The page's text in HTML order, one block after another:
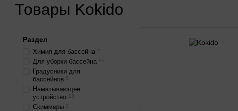
Товары Kokido
Раздел
Химия для бассейна 2
Для уборки бассейна 35
Градусники для
бассейнов 5
Наматывающее
устройство 13
Скиммеры 2